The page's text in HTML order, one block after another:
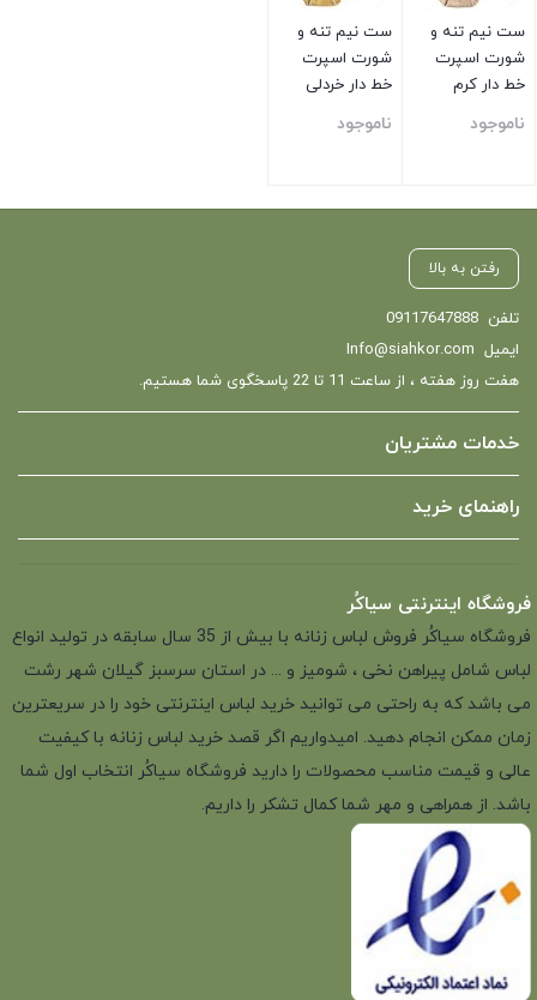
ست نیم تنه و
شورت اسپرت
خط دار کرم
ناموجود
ست نیم تنه و
شورت اسپرت
خط دار خردلی
ناموجود
رفتن به بالا
تلفن 09117647888
ایمیل Info@siahkor.com
هفت روز هفته ، از ساعت 11 تا 22 پاسخگوی شما هستیم.
خدمات مشتریان
راهنمای خرید
فروشگاه اینترنتی سیاکُر
فروشگاه سیاکُر فروش لباس زنانه با بیش از 35 سال سابقه در تولید انواع
لباس شامل پیراهن نخی ، شومیز و ... در استان سرسبز گیلان شهر رشت
می باشد که به راحتی می توانید خرید لباس اینترنتی خود را در سریعترین
زمان ممکن انجام دهید. امیدواریم اگر قصد خرید لباس زنانه با کیفیت
عالی و قیمت مناسب محصولات را دارید فروشگاه سیاکُر انتخاب اول شما
باشد. از همراهی و مهر شما کمال تشکر را داریم.